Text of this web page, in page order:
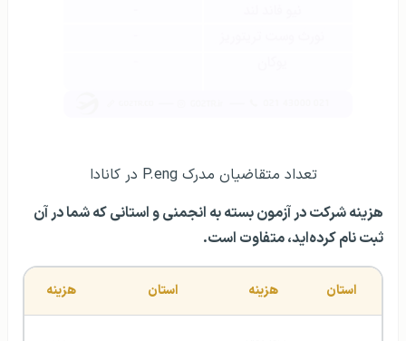
تعداد متقاضیان مدرک P.eng در کانادا
هزینه شرکت در آزمون بسته به انجمنی و استانی که شما در آن
ثبت نام کرده‌اید، متفاوت است.
استان هزینه استان هزینه